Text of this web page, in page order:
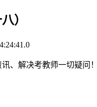
）
、解决考教师一切疑问！